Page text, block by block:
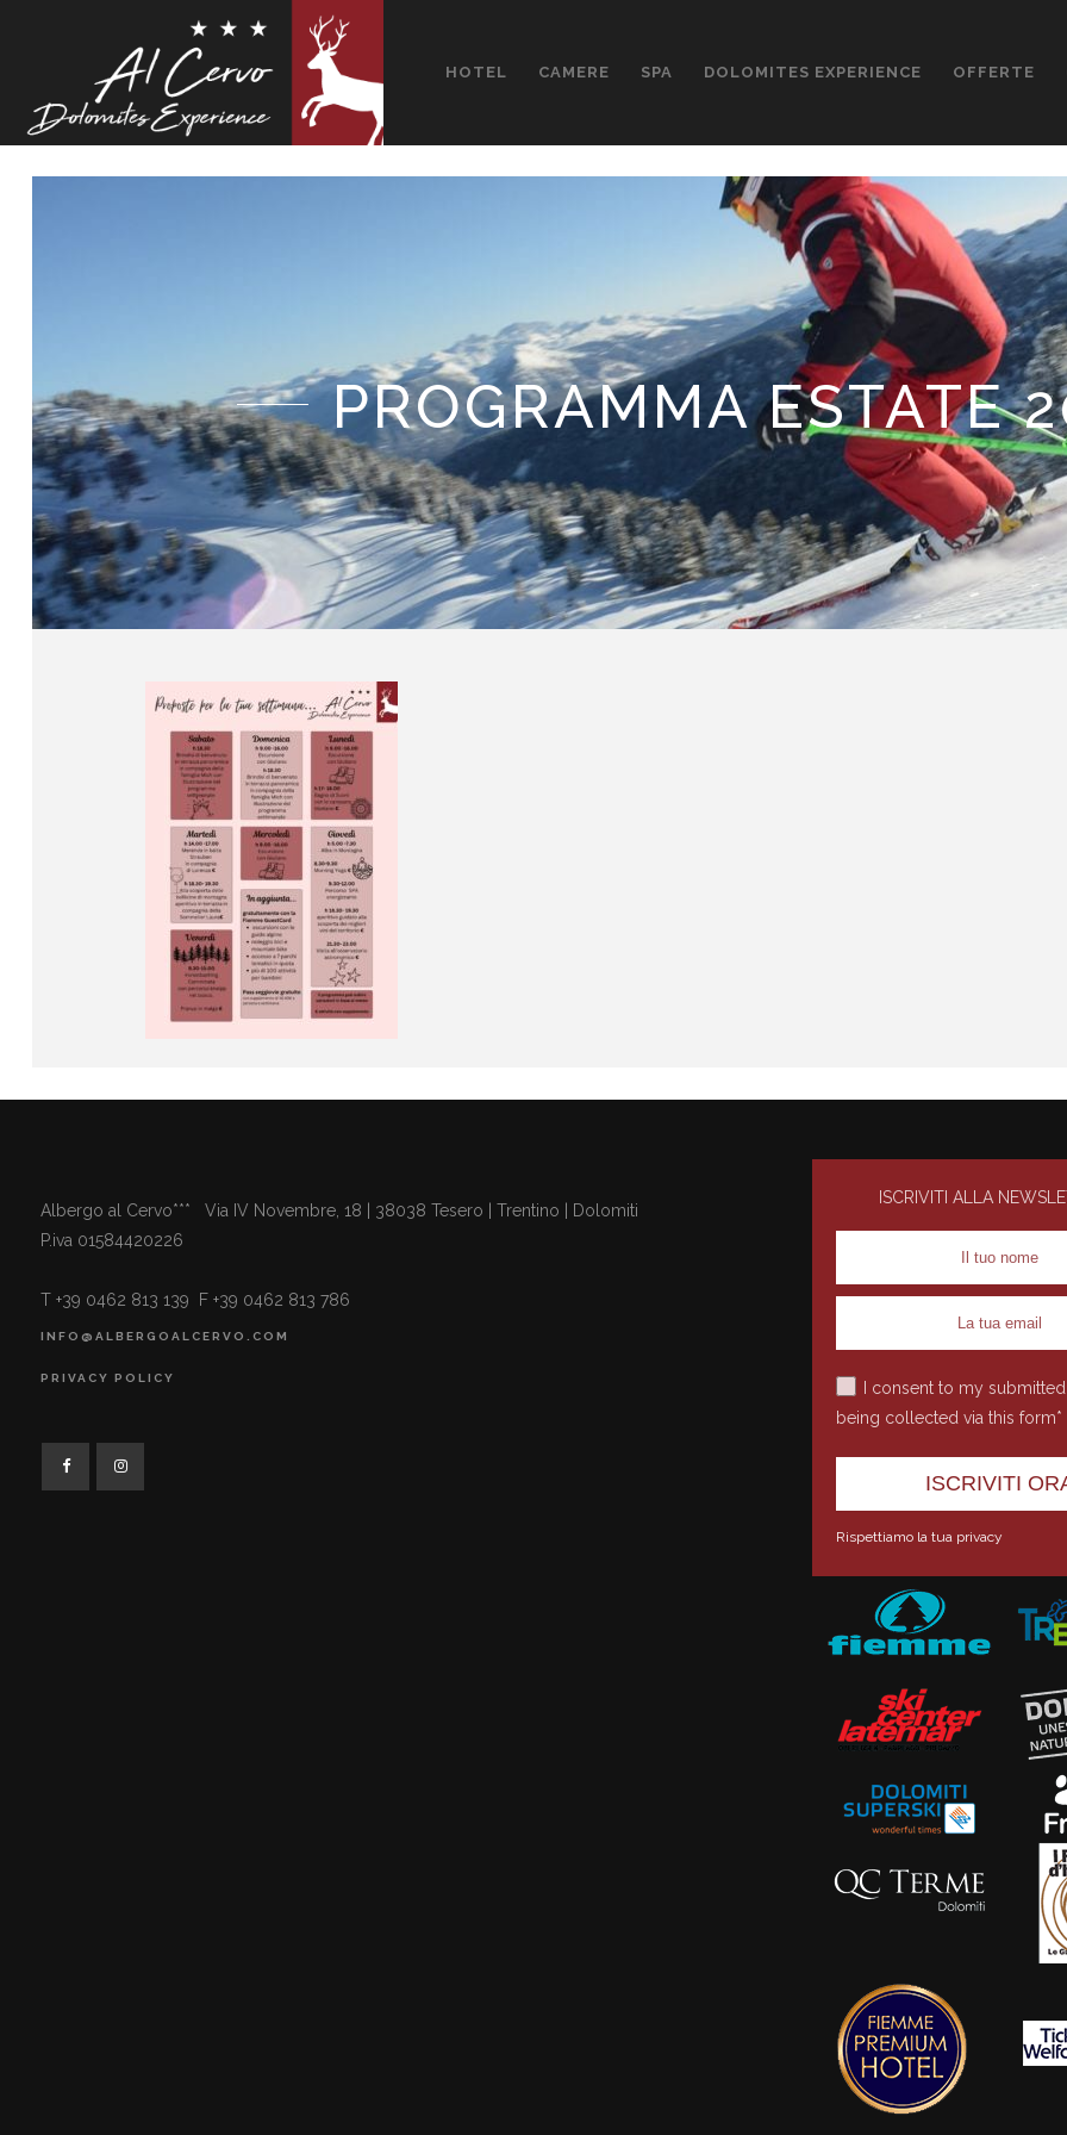
HOTEL CAMERE SPA DOLOMITES EXPERIENCE OFFERTE
PROGRAMMA ESTATE
Albergo al Cervo*** Via IV Novembre, 18 | 38038 Tesero | Trentino | Dolomiti
P.iva 01584420226
T +39 0462 813 139 F +39 0462 813 786
INFO@ALBERGOALCERVO.COM
PRIVACY POLICY
ISCRIVITI ALLA
I consent to my
being collected via this form*
Rispettiamo la tua privacy